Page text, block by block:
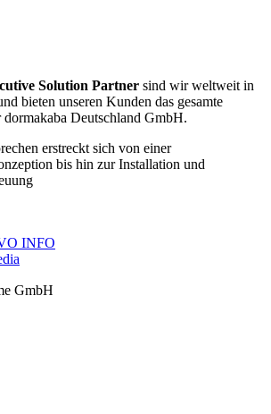
Solution Partner sind wir weltweit in
bieten unseren Kunden das gesamte
Deutschland GmbH.
erstreckt sich von einer
bis hin zur Installation und
INFO
GmbH